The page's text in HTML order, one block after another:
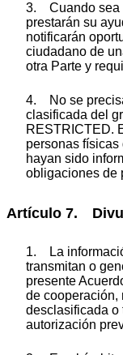
3. Cuando sea
prestarán su
notificarán
ciudadano de
otra Parte y
4. No se
clasificada del
RESTRICTED.
personas
hayan sido
obligaciones de
Artículo 7.
1. La
transmitan o
presente
de cooperación,
desclasificada o
autorización